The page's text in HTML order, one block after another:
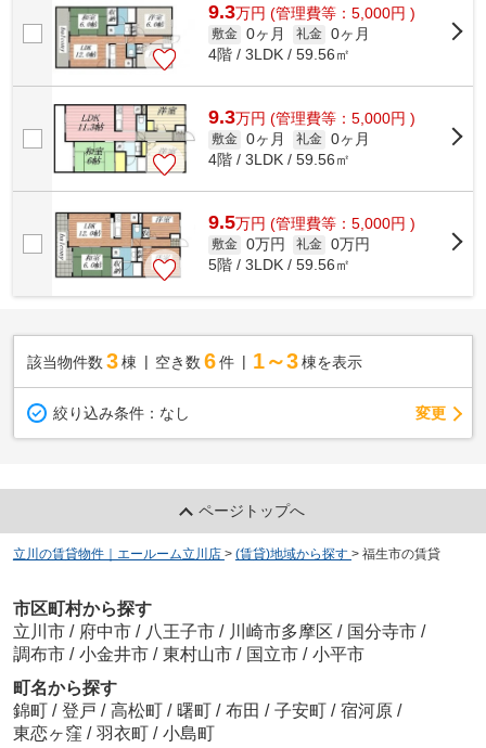
9.3万円 (管理費等：5,000円 )
敷金 0ヶ月 礼金 0ヶ月
4階 / 3LDK / 59.56㎡
9.3万円 (管理費等：5,000円 )
敷金 0ヶ月 礼金 0ヶ月
4階 / 3LDK / 59.56㎡
9.5万円 (管理費等：5,000円 )
敷金 0万円 礼金 0万円
5階 / 3LDK / 59.56㎡
該当物件数 3棟 空き数 6 件 1～3 棟を表示
絞り込み条件： なし 変更
ページトップへ
立川の賃貸物件｜エールーム立川店 > (賃貸)地域から探す > 福生市の賃貸
市区町村から探す
立川市 / 府中市 / 八王子市 / 川崎市多摩区 / 国分寺市 /
調布市 / 小金井市 / 東村山市 / 国立市 / 小平市
町名から探す
錦町 / 登戸 / 高松町 / 曙町 / 布田 / 子安町 / 宿河原 /
東恋ヶ窪 / 羽衣町 / 小島町